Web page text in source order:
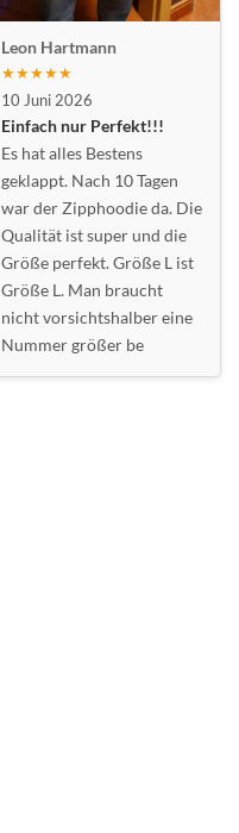
Leon Hartmann
★★★★★
10 Juni 2026
Einfach nur Perfekt!!!
Es hat alles Bestens
geklappt. Nach 10 Tagen
war der Zipphoodie da. Die
Qualität ist super und die
Größe perfekt. Größe L ist
Größe L. Man braucht
nicht vorsichtshalber eine
Nummer größer be